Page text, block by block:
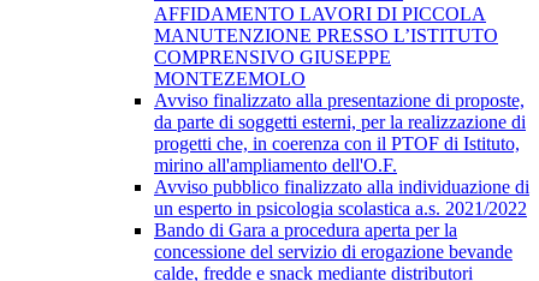
AFFIDAMENTO LAVORI DI PICCOLA
MANUTENZIONE PRESSO L’ISTITUTO
COMPRENSIVO GIUSEPPE
MONTEZEMOLO
Avviso finalizzato alla presentazione di proposte,
da parte di soggetti esterni, per la realizzazione di
progetti che, in coerenza con il PTOF di Istituto,
mirino all'ampliamento dell'O.F.
Avviso pubblico finalizzato alla individuazione di
un esperto in psicologia scolastica a.s. 2021/2022
Bando di Gara a procedura aperta per la
concessione del servizio di erogazione bevande
calde, fredde e snack mediante distributori